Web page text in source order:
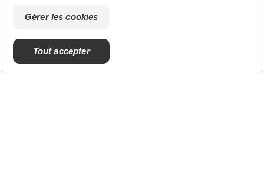
Carrières
Gérer les cookies
Tout accepter